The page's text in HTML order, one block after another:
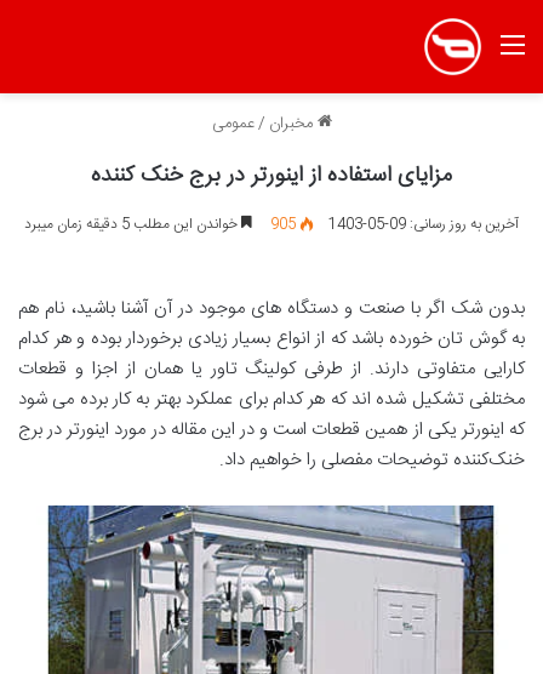
منو
مخبران /عمومی
مزایای استفاده از اینورتر در برج خنک کننده
آخرین به روز رسانی: 09-05-1403 905 خواندن این مطلب 5 دقیقه زمان میبرد
بدون شک اگر با صنعت و دستگاه های موجود در آن آشنا باشید، نام هم
به گوش تان خورده باشد که از انواع بسیار زیادی برخوردار بوده و هر کدام
کارایی متفاوتی دارند. از طرفی کولینگ تاور یا همان از اجزا و قطعات
مختلفی تشکیل شده اند که هر کدام برای عملکرد بهتر به کار برده می شود
که اینورتر یکی از همین قطعات است و در این مقاله در مورد اینورتر در برج
خنک‌کننده توضیحات مفصلی را خواهیم داد.